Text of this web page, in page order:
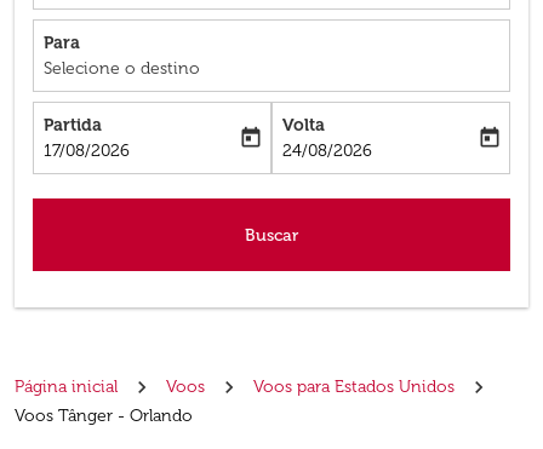
Para
Selecione o destino
Partida
fc-booking-departure-date-aria-label
17/08/2026
today
Volta
fc-booking-return-date-aria-label
24/08/2026
today
Buscar
Página inicial Voos
Voos para Estados Unidos
Voos Tânger - Orlando